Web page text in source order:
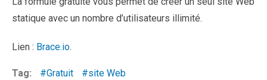
statique avec un nombre d’utilisateurs illimité.
Lien : Brace.io.
Tag: Gratuit site Web